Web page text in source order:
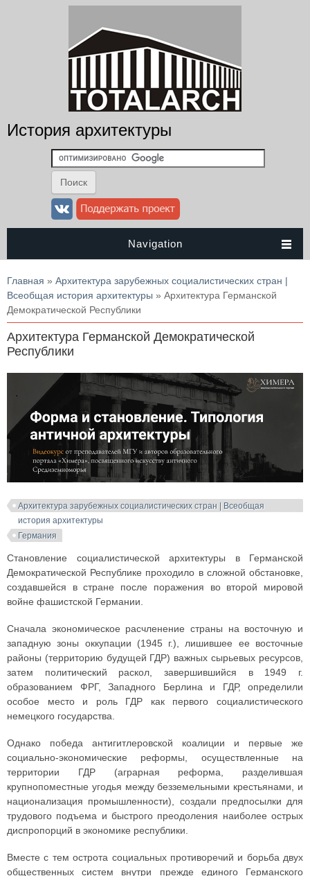
История архитектуры
Navigation
Вы здесь
Главная » Архитектура зарубежных социалистических стран |
Всеобщая история архитектуры » Архитектура Германской
Демократической Республики
Архитектура Германской Демократической
Республики
Архитектура зарубежных социалистических стран | Всеобщая
история архитектуры
Германия
Становление социалистической архитектуры в Германской
Демократической Республике проходило в сложной обстановке,
создавшейся в стране после поражения во второй мировой
войне фашистской Германии.
Сначала экономическое расчленение страны на восточную и
западную зоны оккупации (1945 г.), лишившее ее восточные
районы (территорию будущей ГДР) важных сырьевых ресурсов,
затем политический раскол, завершившийся в 1949 г.
образованием ФРГ, Западного Берлина и ГДР, определили
особое место и роль ГДР как первого социалистического
немецкого государства.
Однако победа антигитлеровской коалиции и первые же
социально-экономические реформы, осуществленные на
территории ГДР (аграрная реформа, разделившая
крупнопоместные угодья между безземельными крестьянами, и
национализация промышленности), создали предпосылки для
трудового подъема и быстрого преодоления наиболее острых
диспропорций в экономике республики.
Вместе с тем острота социальных противоречий и борьба двух
общественных систем внутри прежде единого Германского